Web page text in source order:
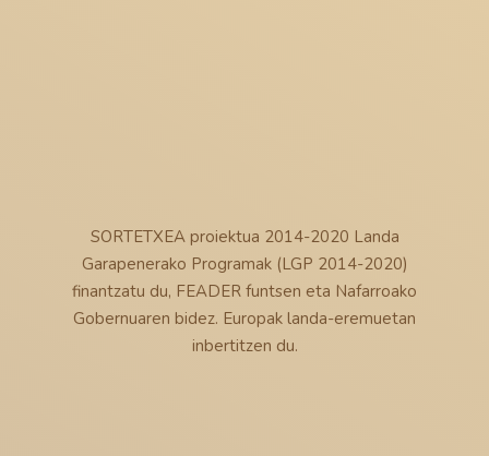
SORTETXEA proiektua 2014-2020 Landa
Garapenerako Programak (LGP 2014-2020)
finantzatu du, FEADER funtsen eta Nafarroako
Gobernuaren bidez. Europak landa-eremuetan
inbertitzen du.